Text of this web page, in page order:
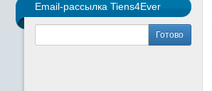
Email-рассылка Tiens4Ever
Готово